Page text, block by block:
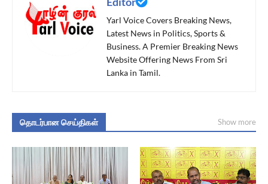
Yarl Voice Covers Breaking News,
Latest News in Politics, Sports &
Business. A Premier Breaking News
Website Offering News From Sri
Lanka in Tamil.
தொடர்பான செய்திகள் Show more